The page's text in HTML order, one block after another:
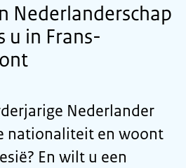
Nederlanderschap
u in Frans-
Nederlander
nationaliteit en woont
En wilt u een